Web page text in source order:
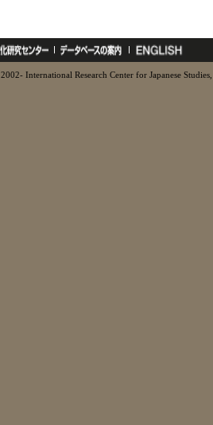
International Research Center for Japanese